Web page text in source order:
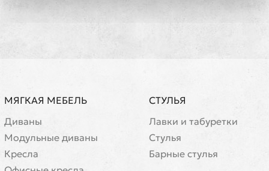
МЯГКАЯ МЕБЕЛЬ
Диваны
Модульные диваны
Кресла
СТУЛЬЯ
Лавки и табуретки
Стулья
Барные стулья